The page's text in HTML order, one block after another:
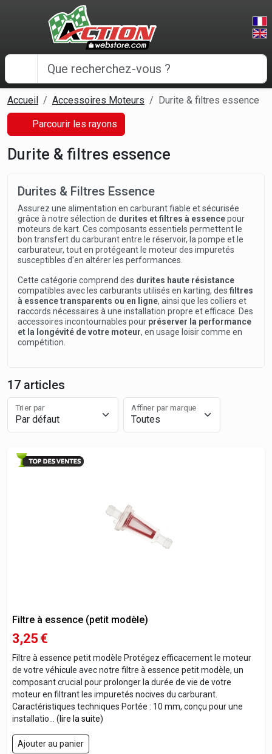
Panneau de gestion des cookies
Accueil Accessoires Moteurs Durite & filtres essence
Parcourir les rayons
Durite & filtres essence
Durites & Filtres Essence
Assurez une alimentation en carburant fiable et sécurisée
grâce à notre sélection de durites et filtres à essencepour
moteurs de kart. Ces composants essentiels permettent le
bon transfert du carburant entre le réservoir, la pompe et le
carburateur, tout en protégeant le moteur des impuretés
susceptibles d'en altérer les performances.
Cette catégorie comprend des durites haute résistance
compatibles avec les carburants utilisés en karting, des filtres
à essence transparents ou en ligne, ainsi que les colliers et
raccords nécessaires à une installation propre et efficace. Des
accessoires incontournables pour préserver la performance
et la longévité de votre moteur, en usage loisir comme en
compétition.
17 articles
Trier par Affiner par marque
Filtre à essence (petit modèle)
3,25 €
Filtre à essence petit modèle Protégez efficacement le moteur
de votre véhicule avec notre filtre à essence petit modèle, un
composant crucial pour prolonger la durée de vie de votre
moteur en filtrant les impuretés nocives du carburant.
Caractéristiques techniques Portée : 10 mm, conçu pour une
installatio... ( lire la suite)
Ajouter au panier